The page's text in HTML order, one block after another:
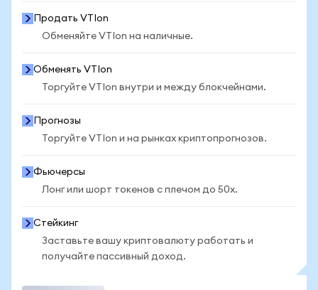
Продать VTIon
Обменяйте VTIon на наличные.
Обменять VTIon
Торгуйте VTIon внутри и между блокчейнами.
Прогнозы
Торгуйте VTIon и на рынках криптопрогнозов.
Фьючерсы
Лонг или шорт токенов с плечом до 50x.
Стейкинг
Заставьте вашу криптовалюту работать и
получайте пассивный доход.